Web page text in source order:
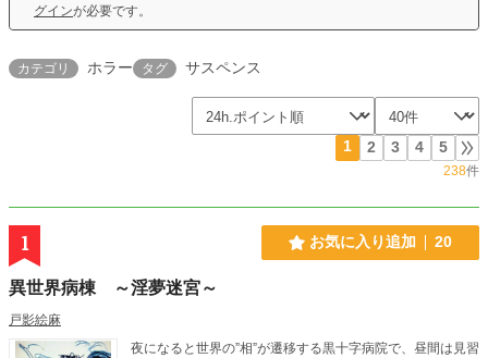
グインが必要です。
カテゴリ ホラー タグ サスペンス
1 2 3 4 5
238件
1 お気に入り追加 20
異世界病棟 ～淫夢迷宮～
戸影絵麻
夜になると世界の”相”が遷移する黒十字病院で、昼間は見習